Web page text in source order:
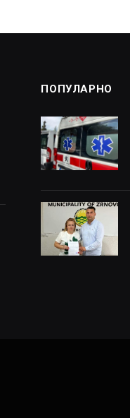
ПОПУЛАРНО